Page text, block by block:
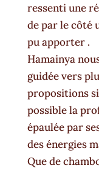
ressenti une
de par le côté
pu apporter .
Hamainya
guidée vers
propositions
possible la
épaulée par
des énergies
Que de